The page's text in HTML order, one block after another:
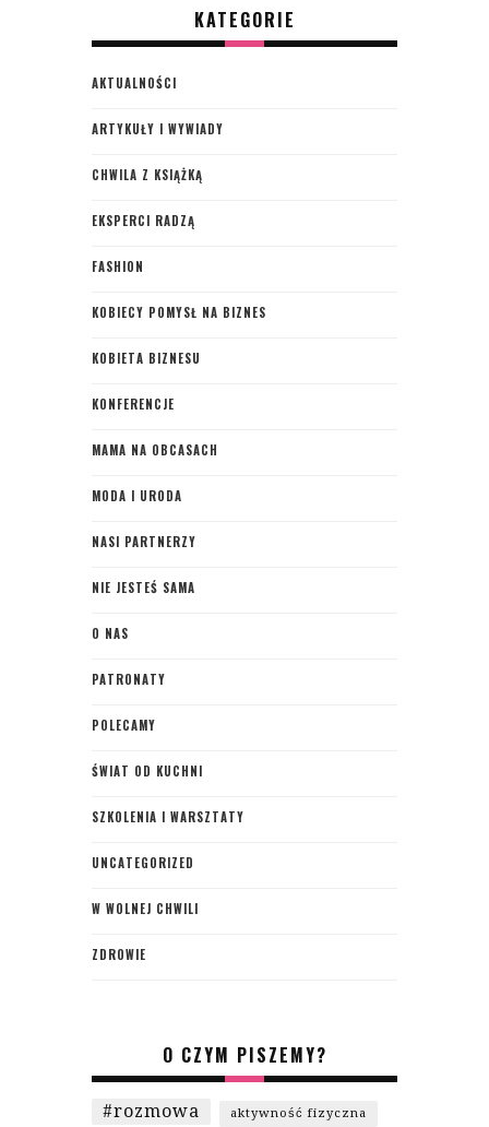
KATEGORIE
AKTUALNOŚCI
ARTYKUŁY I WYWIADY
CHWILA Z KSIĄŻKĄ
EKSPERCI RADZĄ
FASHION
KOBIECY POMYSŁ NA BIZNES
KOBIETA BIZNESU
KONFERENCJE
MAMA NA OBCASACH
MODA I URODA
NASI PARTNERZY
NIE JESTEŚ SAMA
O NAS
PATRONATY
POLECAMY
ŚWIAT OD KUCHNI
SZKOLENIA I WARSZTATY
UNCATEGORIZED
W WOLNEJ CHWILI
ZDROWIE
O CZYM PISZEMY?
#rozmowa aktywność fizyczna